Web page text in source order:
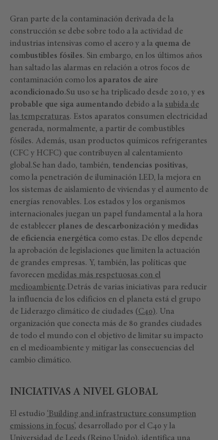
Gran parte de la contaminación derivada de la
construcción se debe sobre todo a la actividad de
industrias intensivas como el acero y a la quema de
combustibles fósiles. Sin embargo, en los últimos años
han saltado las alarmas en relación a otros focos de
contaminación como los aparatos de aire
acondicionado.Su uso se ha triplicado desde 2010, y es
probable que siga aumentando debido a la subida de
las temperaturas. Estos aparatos consumen electricidad
generada, normalmente, a partir de combustibles
fósiles. Además, usan productos químicos refrigerantes
(CFC y HCFC) que contribuyen al calentamiento
global.Se han dado, también, tendencias positivas,
como la penetración de iluminación LED, la mejora en
los sistemas de aislamiento de viviendas y el aumento de
energías renovables. Los estados y los organismos
internacionales juegan un papel fundamental a la hora
de establecer planes de descarbonización y medidas
de eficiencia energética como estas. De ellos depende
la aprobación de legislaciones que limiten la actuación
de grandes empresas. Y, también, las políticas que
favorecen medidas más respetuosas con el
medioambiente.Detrás de varias iniciativas para reducir
la influencia de los edificios en el planeta está el grupo
de Liderazgo climático de ciudades (C40). Una
organización que conecta más de 80 grandes ciudades
de todo el mundo con el objetivo de limitar su impacto
en el medioambiente y mitigar las consecuencias del
cambio climático.
INICIATIVAS A NIVEL GLOBAL
El estudio ‘Building and infrastructure consumption
emissions in focus’, desarrollado por el C40 y la